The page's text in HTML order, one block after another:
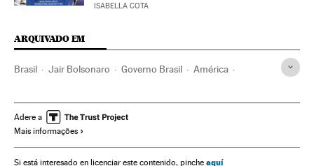
ISABELLA COTA
ARQUIVADO EM
Brasil Jair Bolsonaro Governo Brasil América
Paulo Guedes Economia
Adere a
Mais informações
Si está interesado en licenciar este contenido, pinche aquí